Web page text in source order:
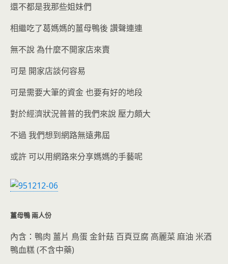
還不都是我那些姐妹們
相繼吃了葛媽媽的薑母鴨後 讚聲連連
無不說 為什麼不開家店來賣
可是 開家店談何容易
可是需要大筆的資金 也要有好的地段
對於經濟狀況普普的我們來說 壓力頗大
不過 我們想到網路無遠弗屆
或許 可以用網路來分享媽媽的手藝呢
薑母鴨 兩人份
內含：鴨肉 薑片 鳥蛋 金針菇 百頁豆腐 高麗菜 麻油 米酒
鴨血糕 (不含中藥)